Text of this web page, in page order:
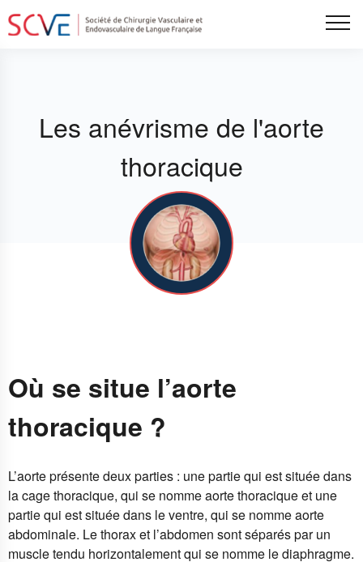
Aller
au
Les anévrisme de l'aorte
thoracique
Où se situe l’aorte
thoracique ?
L’aorte présente deux parties : une partie qui est située dans
la cage thoracique, qui se nomme aorte thoracique et une
partie qui est située dans le ventre, qui se nomme aorte
abdominale. Le thorax et l’abdomen sont séparés par un
muscle tendu horizontalement qui se nomme le diaphragme.